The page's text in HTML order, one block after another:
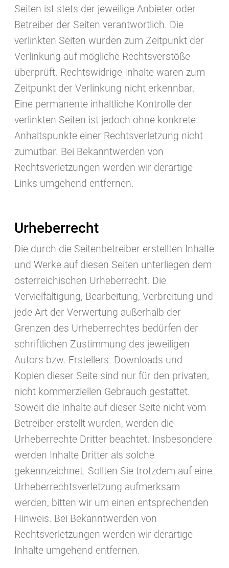
Seiten ist stets der jeweilige Anbieter oder
Betreiber der Seiten verantwortlich. Die
verlinkten Seiten wurden zum Zeitpunkt der
Verlinkung auf mögliche Rechtsverstöße
überprüft. Rechtswidrige Inhalte waren zum
Zeitpunkt der Verlinkung nicht erkennbar.
Eine permanente inhaltliche Kontrolle der
verlinkten Seiten ist jedoch ohne konkrete
Anhaltspunkte einer Rechtsverletzung nicht
zumutbar. Bei Bekanntwerden von
Rechtsverletzungen werden wir derartige
Links umgehend entfernen.
Urheberrecht
Die durch die Seitenbetreiber erstellten Inhalte
und Werke auf diesen Seiten unterliegen dem
österreichischen Urheberrecht. Die
Vervielfältigung, Bearbeitung, Verbreitung und
jede Art der Verwertung außerhalb der
Grenzen des Urheberrechtes bedürfen der
schriftlichen Zustimmung des jeweiligen
Autors bzw. Erstellers. Downloads und
Kopien dieser Seite sind nur für den privaten,
nicht kommerziellen Gebrauch gestattet.
Soweit die Inhalte auf dieser Seite nicht vom
Betreiber erstellt wurden, werden die
Urheberrechte Dritter beachtet. Insbesondere
werden Inhalte Dritter als solche
gekennzeichnet. Sollten Sie trotzdem auf eine
Urheberrechtsverletzung aufmerksam
werden, bitten wir um einen entsprechenden
Hinweis. Bei Bekanntwerden von
Rechtsverletzungen werden wir derartige
Inhalte umgehend entfernen.
Ich möchte Neuigkeiten, Sonderangebote
und Urlaubstipps von Pitter Yachting per E-
mail erhalten. Sie können sich jederzeit
eines jeden Newsletters und folgen Sie den
Anweisungen.
Für die über das Kontaktformular ehobenen und
verarbeiteten Daten gilt unsere